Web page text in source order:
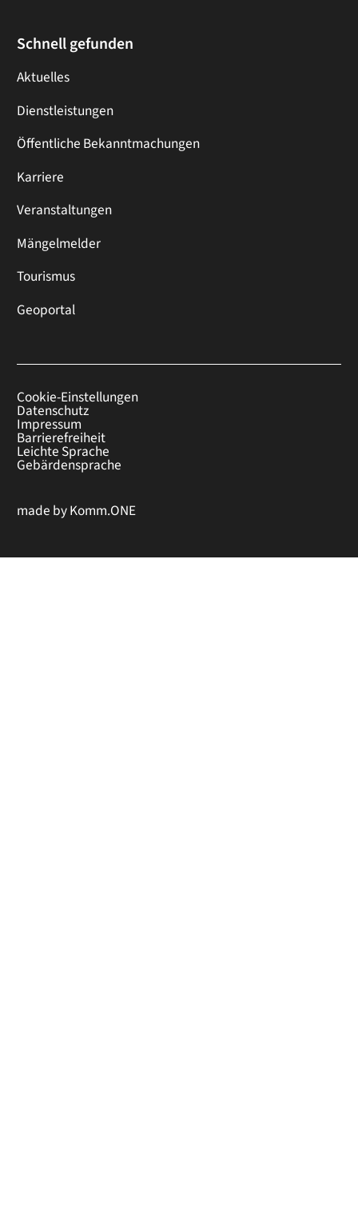
Schnell gefunden
Aktuelles
Dienstleistungen
Öffentliche Bekanntmachungen
Karriere
Veranstaltungen
Mängelmelder
Tourismus
Geoportal
Cookie-Einstellungen
Datenschutz
Impressum
Barrierefreiheit
Leichte Sprache
Gebärdensprache
made byKomm.ONE